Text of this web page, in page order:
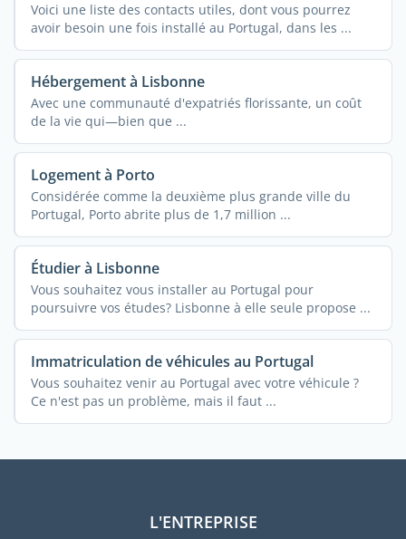
Voici une liste des contacts utiles, dont vous pourrez
avoir besoin une fois installé au Portugal, dans les ...
Hébergement à Lisbonne
Avec une communauté d'expatriés florissante, un coût
de la vie qui—bien que ...
Logement à Porto
Considérée comme la deuxième plus grande ville du
Portugal, Porto abrite plus de 1,7 million ...
Étudier à Lisbonne
Vous souhaitez vous installer au Portugal pour
poursuivre vos études? Lisbonne à elle seule propose ...
Immatriculation de véhicules au Portugal
Vous souhaitez venir au Portugal avec votre véhicule ?
Ce n'est pas un problème, mais il faut ...
L'ENTREPRISE